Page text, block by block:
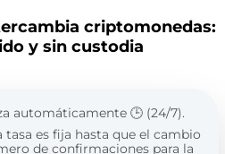
criptomonedas:
y sin custodia
automáticamente 🕒 (24/7).
tasa es fija hasta que el cambio
de confirmaciones para la